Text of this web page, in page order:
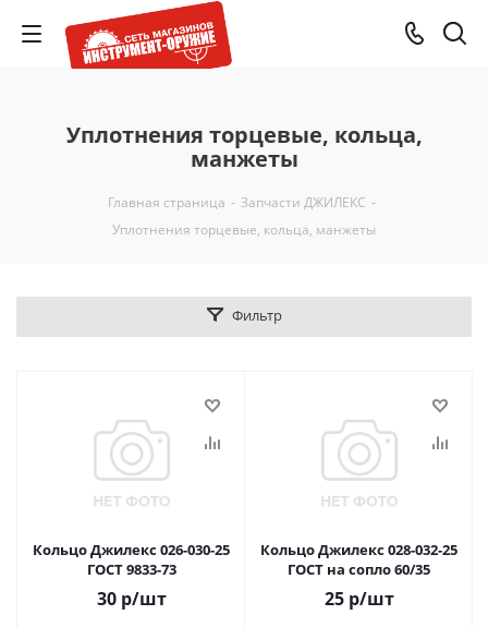
Уплотнения торцевые, кольца,
манжеты
Главная страница - Запчасти ДЖИЛЕКС -
Уплотнения торцевые, кольца, манжеты
Фильтр
Кольцо Джилекс 026-030-25
ГОСТ 9833-73
30р/шт
Кольцо Джилекс 028-032-25
ГОСТ на сопло 60/35
25р/шт